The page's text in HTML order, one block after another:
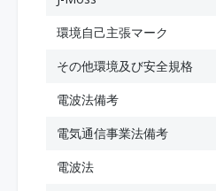
環境自己主張マーク
その他環境及び安全規格
電波法備考
電気通信事業法備考
電波法